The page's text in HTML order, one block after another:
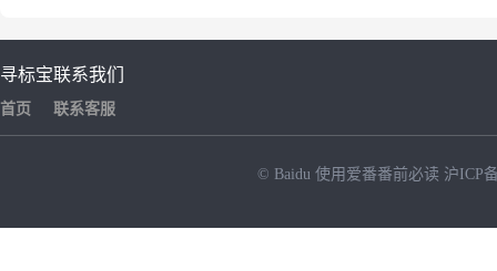
寻标宝
首页
联系我们
联系客服
© Baidu 使用爱番番前必读 沪ICP